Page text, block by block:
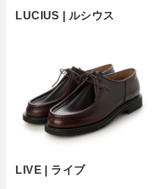
LUCIUS | ルシウス
LIVE | ライブ